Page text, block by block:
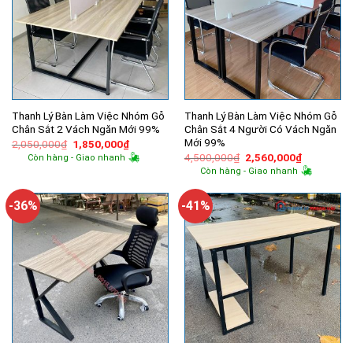
Thanh Lý Bàn Làm Việc Nhóm Gỗ
Chân Sắt 2 Vách Ngăn Mới 99%
2,050,000₫ Giá
gốc
là:
1,850,000₫Giá
hiện
tại
Còn hàng - Giao nhanh
Thanh Lý Bàn Làm Việc Nhóm Gỗ
Chân Sắt 4 Người Có Vách Ngăn
Mới 99%
4,500,000₫ Giá
gốc
là:
2,560,000₫Giá
hiện
tại
Còn hàng - Giao nhanh
-36% -41%